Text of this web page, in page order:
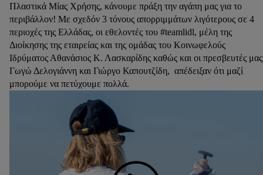
Πλαστικά Μίας Χρήσης, κάνουμε πράξη την αγάπη μας για το
περιβάλλον! Με σχεδόν 3 τόνους απορριμμάτων λιγότερους σε 4
περιοχές της Ελλάδας, οι εθελοντές του #teamlidl, μέλη της
Διοίκησης της εταιρείας και της ομάδας του Κοινωφελούς
Ιδρύματος Αθανάσιος Κ. Λασκαρίδης καθώς και οι πρεσβευτές μας
Γωγώ Δελογιάννη και Γιώργο Καπουτζίδη, απέδειξαν ότι μαζί
μπορούμε να πετύχουμε πολλά.